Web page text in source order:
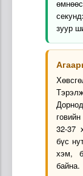
зуур
32-37
бүс
хэм,
байна.